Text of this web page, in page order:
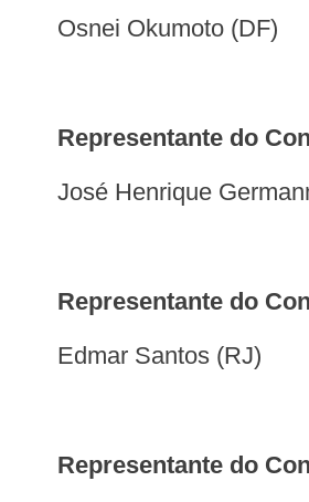
Osnei Okumoto (DF)
Representante do
José Henrique
Representante do
Edmar Santos (RJ)
Representante do